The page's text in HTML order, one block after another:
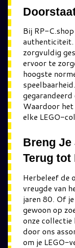
Bij RP-
authenticiteit.
zorgvuldig
ervoor te
hoogste
gegarandeerd
Waardoor
elke LEGO-
Breng Je
Terug tot
Herbeleef de
vreugde van
jaren 80. Of
gewoon op
onze
door ons
om je LEGO-